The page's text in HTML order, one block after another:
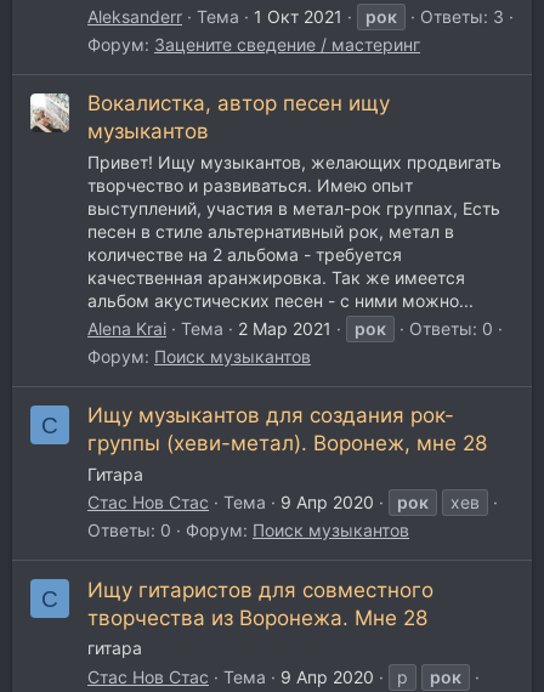
Aleksanderr
Тема 1 Окт 2021 рок
Ответы: 3
Форум: Зацените сведение / мастеринг
Вокалистка, автор песен ищу
музыкантов
Привет! Ищу музыкантов, желающих продвигать
творчество и развиваться. Имею опыт
выступлений, участия в метал-рок группах, Есть
песен в стиле альтернативный рок, метал в
количестве на 2 альбома - требуется
качественная аранжировка. Так же имеется
альбом акустических песен - с ними можно...
Alena Krai
Тема 2 Мар 2021 рок
Ответы: 0
Форум: Поиск музыкантов
С
Ищу музыкантов для создания рок-
группы (хеви-метал). Воронеж, мне 28
Гитара
Стас Нов Стас
Тема 9 Апр 2020 рок
хев
Ответы: 0
Форум: Поиск музыкантов
С
Ищу гитаристов для совместного
творчества из Воронежа. Мне 28
гитара
Стас Нов Стас
Тема 9 Апр 2020 р
рок